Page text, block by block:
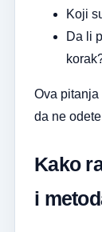
Koji
Da li
Ova pitanja
da ne
Kako
i